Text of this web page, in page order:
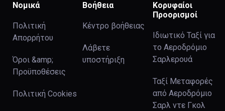
Νομικά
Πολιτική
Απορρήτου
Όροι &amp;
Προϋποθέσεις
Πολιτική Cookies
Βοήθεια
Κέντρο βοήθειας
Λάβετε
υποστήριξη
Κορυφαίοι
Προορισμοί
Ιδιωτικό Ταξί για
το Αεροδρόμιο
Σαρλερουά
Ταξί Μεταφορές
από Αεροδρόμιο
Σαρλ ντε Γκολ